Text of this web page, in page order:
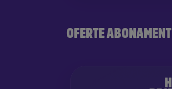
OFERTE ABONAMENT